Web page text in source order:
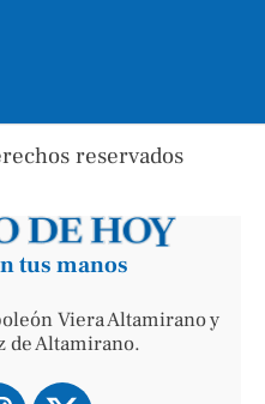
reservados
tus manos
Viera Altamirano y
de Altamirano.